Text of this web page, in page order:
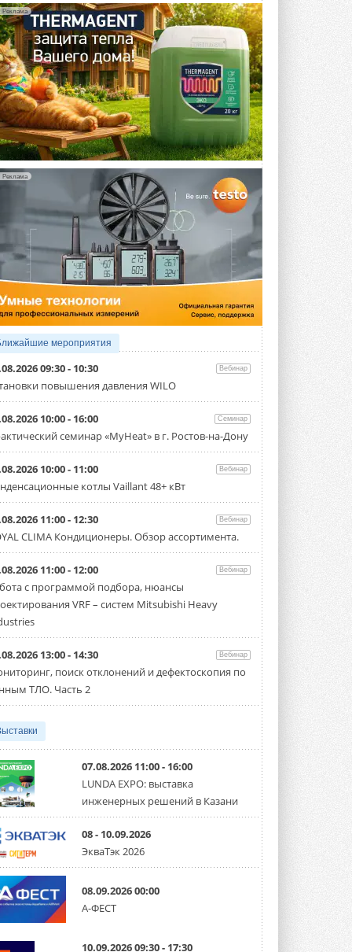
Гибридный тепловой насос PV/T
с одним общим испарителем
Исследователи предложили
конструкцию двухисточникового ...
ВЧЕРА
21-й ежегодный форум
«ЦОД-2026»
Мероприятие пройдет 2-3 сентября в
отеле Radisson Slavyanskaya. Форум
посетит более двух тысяч участников ...
ВЧЕРА
Китайская Shenling представила
линейку тепловых насосов
«воздух-вода» на R290
Серия ThermaX R290 All-In-One
включает три модели ...
4 АВГУСТА 2026
Тепловые насосы в связке с
солнечной генерацией и
накопителем снижают
потребление на 60%
Исследователи из Италии установили ...
4 АВГУСТА 2026
«РУСКЛИМАТ Fest 2026» в Уфе
собрал свыше 700 профи
климатической отрасли
Организатором выступил торгово-
производственный холдинг ...
3 АВГУСТА 2026
«Датарк» испытал модульный
ЦОД с плотностью 54 кВт на
стойку
Испытания прошли на собственной
производственной площадке и были ...
3 АВГУСТА 2026
Samsung выпускает VRF-
систему DVM на R32
Линейка включает семь типоразмеров
производительностью от 22,4 до 56 кВт.
«СиСофт Девелопмент» подвел
итоги конкурса студенческих
проектов «ТИМ-лидеры 2026»
«Русклимат» укрепляет
партнёрство за Уралом
Президент Омского землячества в
Москве Михаил Тимошенко посетил
Омск с трёхдневным рабочим визитом ...
31 ИЮЛЯ 2026
Carrier модернизирует
флагманский чиллер AquaEdge
19XR
Чиллер получил новую версию,
работающую на хладагенте R1234ze ...
31 ИЮЛЯ 2026
Mitsubishi расширяет
Реклама
Реклама
мероприятия
09:30 - 10:30 Вебинар
повышения давления WILO
10:00 - 16:00 Семинар
семинар «MyHeat» в г. Ростов-на-Дону
10:00 - 11:00 Вебинар
котлы Vaillant 48+ кВт
11:00 - 12:30 Вебинар
CLIMA Кондиционеры. Обзор ассортимента.
11:00 - 12:00 Вебинар
с программой подбора, нюансы
VRF – систем Mitsubishi Heavy
13:00 - 14:30 Вебинар
поиск отклонений и дефектоскопия по
ТЛО. Часть 2
07.08.2026 11:00 - 16:00
LUNDA EXPO: выставка
инженерных решений в Казани
08 - 10.09.2026
ЭкваТэк 2026
08.09.2026 00:00
А-ФЕСТ
10.09.2026 09:30 - 17:30